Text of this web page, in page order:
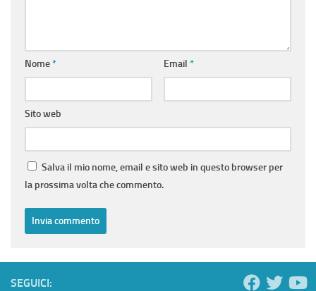
Nome* Email *
Sito web
Salva il mio nome, email e sito web in questo browser per
la prossima volta che commento.
SEGUICI: